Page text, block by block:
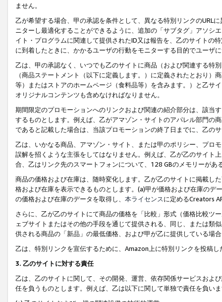
ません。
乙が希望する場合、甲の承認を条件として、異なる特別リンクのURL
ニターし最適化することができるように、追加の「サブタグ」アソシ
イト・プログラムに関連して提供されたID又は報告を、乙のサイトの
に到着したときに、かかるユーザの行動をモニターする目的でユーザ
乙は、甲の承認なく、いつでも乙のサイトに商品（および関連する特
（商品ステートメント（以下に定義します。）に定義されたとおり
等）またはストアのホームページ（食料品等）を含みます。）と乙サ
オリジナルコンテンツも含めなければなりません。
期間限定のプロモーションへのリンクおよび関連の紹介部分は、該当
するものとします。例えば、乙がアマゾン・サイトのアパレル部門の
であると記載した場合は、当該プロモーションの終了日までに、乙の
乙は、いかなる商品、アマゾン・サイト、または甲のポリシー、プロ
誤解を招くような主張をしてはなりません。例えば、乙が乙のサイト
合、乙はリンク先のスマートフォンについて、128 GBのメモリーがあ
商品の価格および在庫は、随時変化します。乙が乙のサイトに掲載し
格および在庫を表示できるものとします。(a)甲が価格および在庫の
の価格および在庫のデータを取得し、 本ライセンスに定めるCreators
さらに、乙が乙のサイトにて商品の価格を「比較」形式（価格比較ツ
ェブサイトまたはその他の手段を通じて提供される、同じ、または類
供される商品の「新品」の最低価格、および甲が乙に提供している場
乙は、特別リンクを宣伝するために、Amazon上に特別リンクを投稿
3. 乙のサイトに対する責任
乙は、乙のサイトに関して、その開発、運営、依存関係サービスおよ
任を負うものとします。例えば、乙は以下に関して単独で責任を負い